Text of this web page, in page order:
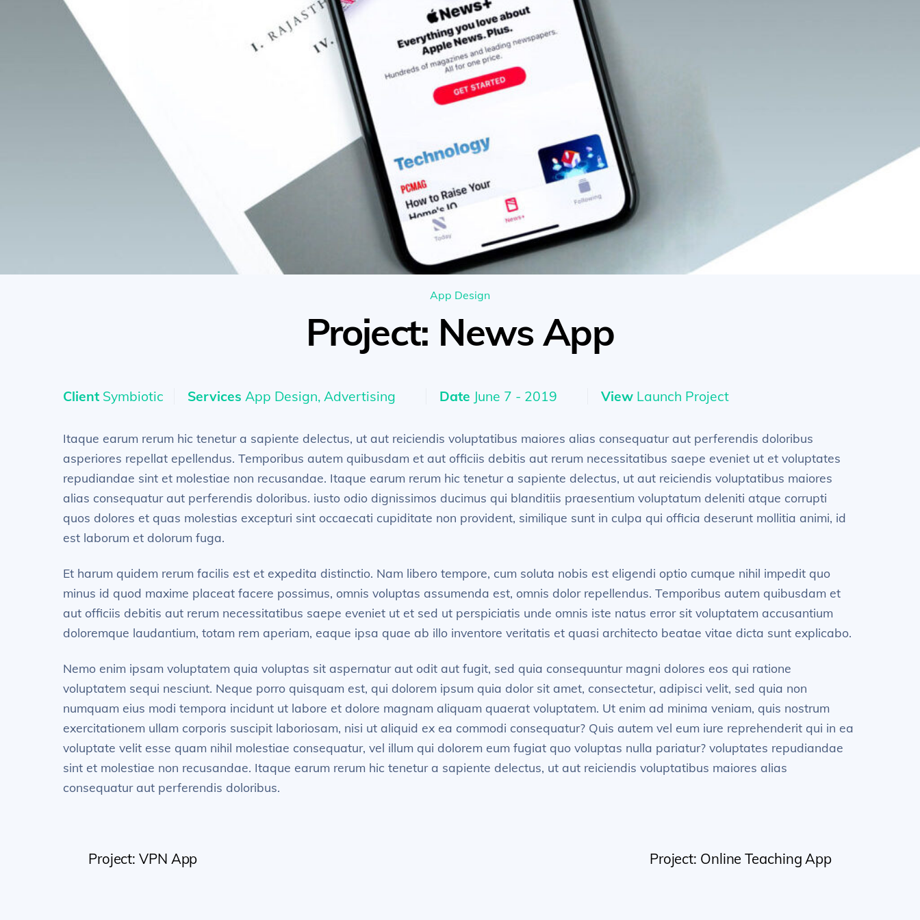
App Design
Project: News App
Client Symbiotic Services App Design, Advertising Date June 7 - 2019 View Launch Project
Itaque earum rerum hic tenetur a sapiente delectus, ut aut reiciendis voluptatibus maiores alias consequatur aut perferendis doloribus
asperiores repellat epellendus. Temporibus autem quibusdam et aut officiis debitis aut rerum necessitatibus saepe eveniet ut et voluptates
repudiandae sint et molestiae non recusandae. Itaque earum rerum hic tenetur a sapiente delectus, ut aut reiciendis voluptatibus maiores
alias consequatur aut perferendis doloribus. iusto odio dignissimos ducimus qui blanditiis praesentium voluptatum deleniti atque corrupti
quos dolores et quas molestias excepturi sint occaecati cupiditate non provident, similique sunt in culpa qui officia deserunt mollitia animi, id
est laborum et dolorum fuga.
Et harum quidem rerum facilis est et expedita distinctio. Nam libero tempore, cum soluta nobis est eligendi optio cumque nihil impedit quo
minus id quod maxime placeat facere possimus, omnis voluptas assumenda est, omnis dolor repellendus. Temporibus autem quibusdam et
aut officiis debitis aut rerum necessitatibus saepe eveniet ut et sed ut perspiciatis unde omnis iste natus error sit voluptatem accusantium
doloremque laudantium, totam rem aperiam, eaque ipsa quae ab illo inventore veritatis et quasi architecto beatae vitae dicta sunt explicabo.
Nemo enim ipsam voluptatem quia voluptas sit aspernatur aut odit aut fugit, sed quia consequuntur magni dolores eos qui ratione
voluptatem sequi nesciunt. Neque porro quisquam est, qui dolorem ipsum quia dolor sit amet, consectetur, adipisci velit, sed quia non
numquam eius modi tempora incidunt ut labore et dolore magnam aliquam quaerat voluptatem. Ut enim ad minima veniam, quis nostrum
exercitationem ullam corporis suscipit laboriosam, nisi ut aliquid ex ea commodi consequatur? Quis autem vel eum iure reprehenderit qui in ea
voluptate velit esse quam nihil molestiae consequatur, vel illum qui dolorem eum fugiat quo voluptas nulla pariatur? voluptates repudiandae
sint et molestiae non recusandae. Itaque earum rerum hic tenetur a sapiente delectus, ut aut reiciendis voluptatibus maiores alias
consequatur aut perferendis doloribus.
Project: VPN App Project: Online Teaching App